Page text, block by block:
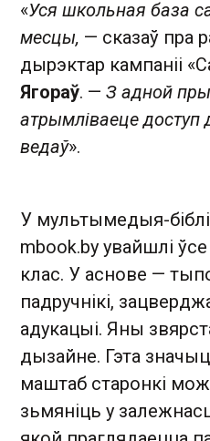
«Уся школьная база
месцы, — сказаў пра
дырэктар кампаніі
Ягораў. — З адной
атрымліваеце доступ
ведаў».
У мультымедыя-
mbook.by увайшлі ўсе
клас. У аснове —
падручнікі,
адукацыі. Яны
дызайне. Гэта
маштаб старонкі
зьмяніць у